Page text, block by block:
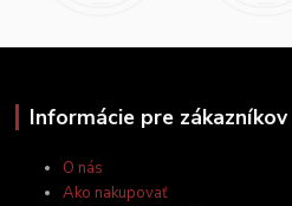
Informácie pre zákazníkov
O nás
Ako nakupovať